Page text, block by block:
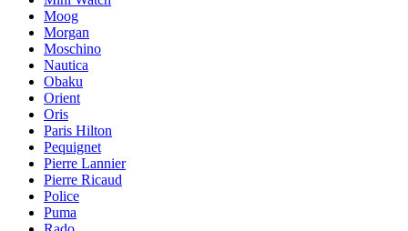
Moog
Morgan
Moschino
Nautica
Obaku
Orient
Oris
Paris Hilton
Pequignet
Pierre Lannier
Pierre Ricaud
Police
Puma